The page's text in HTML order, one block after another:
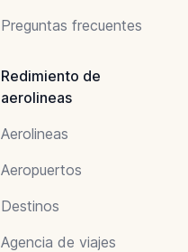
Preguntas frecuentes
Redimiento de
aerolineas
Aerolineas
Aeropuertos
Destinos
Agencia de viajes